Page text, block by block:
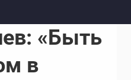
«Быть
в